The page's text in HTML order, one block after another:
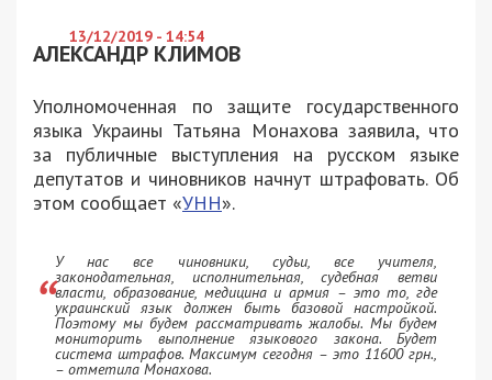
13/12/2019 - 14:54
АЛЕКСАНДР КЛИМОВ
Уполномоченная по защите государственного
языка Украины Татьяна Монахова заявила, что
за публичные выступления на русском языке
депутатов и чиновников начнут штрафовать. Об
этом сообщает «УНН».
У нас все чиновники, судьи, все учителя,
законодательная, исполнительная, судебная ветви
власти, образование, медицина и армия – это то, где
украинский язык должен быть базовой настройкой.
Поэтому мы будем рассматривать жалобы. Мы будем
мониторить выполнение языкового закона. Будет
система штрафов. Максимум сегодня – это 11600 грн.,
– отметила Монахова.